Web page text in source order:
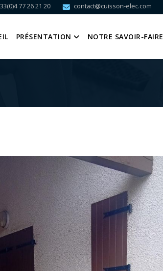
77 26 21 20 contact@cuisson-elec.com
PRÉSENTATION NOTRE SAVOIR-FAIRE